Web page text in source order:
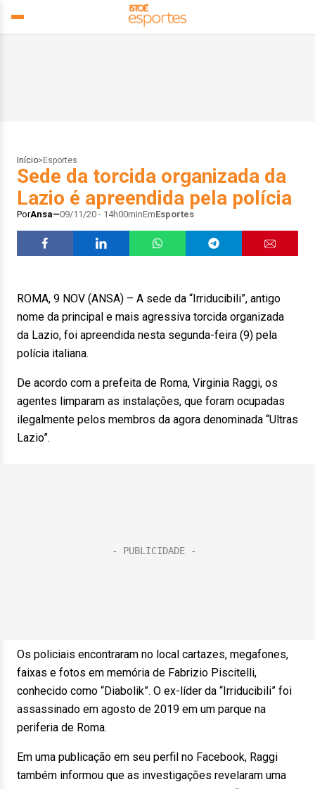
Início> Esportes
Sede da torcida organizada da
Lazio é apreendida pela polícia
PorAnsa 09/11/20 - 14h00minEmEsportes
ROMA, 9 NOV (ANSA) – A sede da “Irriducibili”, antigo
nome da principal e mais agressiva torcida organizada
da Lazio, foi apreendida nesta segunda-feira (9) pela
polícia italiana.
De acordo com a prefeita de Roma, Virginia Raggi, os
agentes limparam as instalações, que foram ocupadas
ilegalmente pelos membros da agora denominada “Ultras
Lazio”.
Os policiais encontraram no local cartazes, megafones,
faixas e fotos em memória de Fabrizio Piscitelli,
conhecido como “Diabolik”. O ex-líder da “Irriducibili” foi
assassinado em agosto de 2019 em um parque na
periferia de Roma.
Em uma publicação em seu perfil no Facebook, Raggi
também informou que as investigações revelaram uma